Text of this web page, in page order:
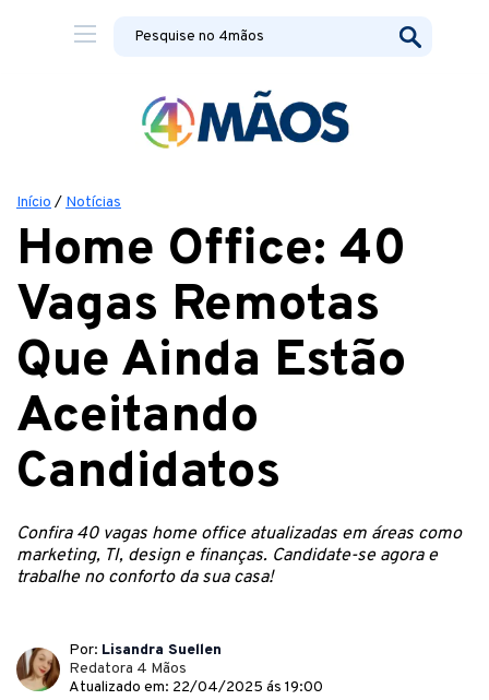
Início / Notícias
Home Office: 40
Vagas Remotas
Que Ainda Estão
Aceitando
Candidatos
Confira 40 vagas home office atualizadas em áreas como
marketing, TI, design e finanças. Candidate-se agora e
trabalhe no conforto da sua casa!
Por: Lisandra Suellen
Redatora 4 Mãos
Atualizado em: 22/04/2025 ás 19:00